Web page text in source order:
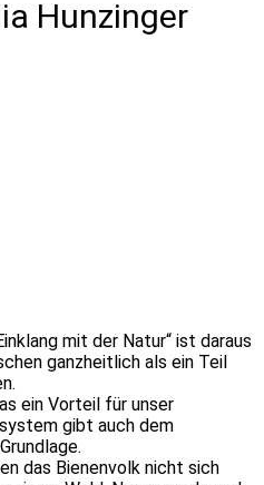
Hunzinger
mit der Natur“ ist daraus
ganzheitlich als ein Teil
ein Vorteil für unser
gibt auch dem
das Bienenvolk nicht sich